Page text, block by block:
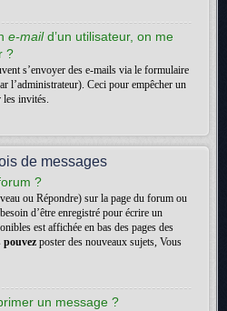
e-maild’un utilisateur, on me
?
s’envoyer des e-mails via le formulaire
l’administrateur). Ceci pour empêcher un
les invités.
de messages
?
ou Répondre) sur la page du forum ou
d’être enregistré pour écrire un
est affichée en bas des pages des
pouvez poster des nouveaux sujets, Vous
un message ?